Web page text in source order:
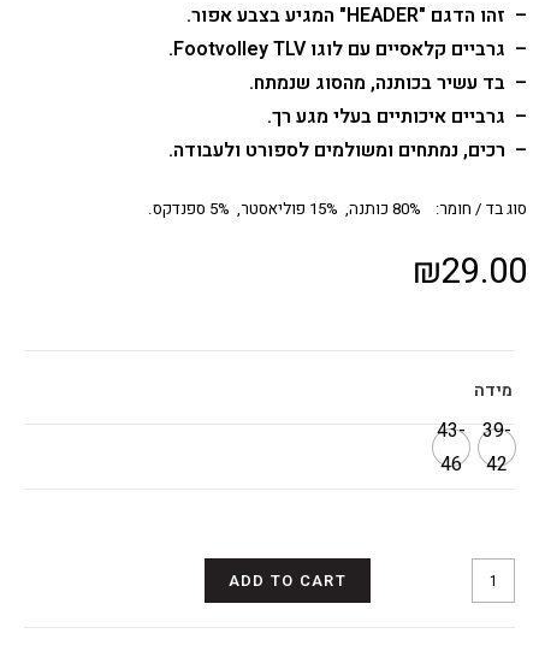
– זהו הדגם "HEADER" המגיע בצבע אפור.
– גרביים קלאסיים עם לוגו Footvolley TLV.
– בד עשיר בכותנה, מהסוג שנמתח.
– גרביים איכותיים בעלי מגע רך.
– רכים, נמתחים ומשולמים לספורט ולעבודה.
סוג בד / חומר: 80% כותנה, 15% פוליאסטר, 5% ספנדקס.
₪29.00
מידה
39-
42
43-
46
ADD TO CART